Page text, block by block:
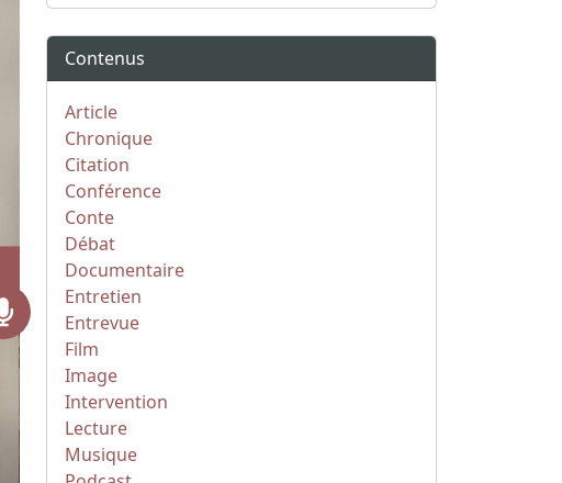
Contenus
Article
Chronique
Citation
Conférence
Conte
Débat
Documentaire
Entretien
Entrevue
Film
Image
Intervention
Lecture
Musique